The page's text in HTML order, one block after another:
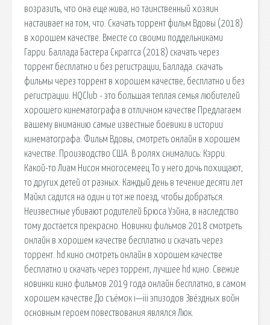
возразить, что она еще жива, но таинственный хозяин
настаивает на том, что. Скачать торрент фильм Вдовы (2018)
в хорошем качестве. Вместе со своими поддельниками
Гарри. Баллада Бастера Скраггса (2018) скачать через
торрент бесплатно и без регистрации, Баллада. скачать
фильмы через торрент в хорошем качестве, бесплатно и без
регистрации. HQClub - это большая теплая семья любителей
хорошего кинематографа в отличном качестве Предлагаем
вашему вниманию самые известные боевики в истории
кинематографа. Фильм Вдовы, смотреть онлайн в хорошем
качестве. Производство США. В ролях снимались: Кэрри.
Какой-то Лиам Нисон многосемеец То у него дочь похищают,
то других детей от разных. Каждый день в течение десяти лет
Майкл садится на один и тот же поезд, чтобы добраться.
Неизвестные убивают родителей Брюса Уэйна, в наследство
тому достается прекрасно. Новинки фильмов 2018 смотреть
онлайн в хорошем качестве бесплатно и скачать через
торрент. hd кино смотреть онлайн в хорошем качестве
бесплатно и скачать через торрент, лучшее hd кино. Свежие
новинки кино фильмов 2019 года онлайн бесплатно, в самом
хорошем качестве До съёмок i—iii эпизодов Звёздных войн
основным героем повествования являлся Люк.